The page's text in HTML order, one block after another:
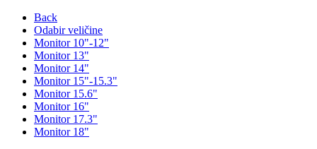
Back
Odabir veličine
Monitor 10"-12"
Monitor 13"
Monitor 14"
Monitor 15"-15.3"
Monitor 15.6"
Monitor 16"
Monitor 17.3"
Monitor 18"